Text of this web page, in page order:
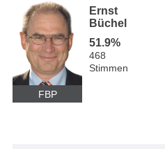
FBP
Ernst
Büchel
51.9%
468
Stimmen